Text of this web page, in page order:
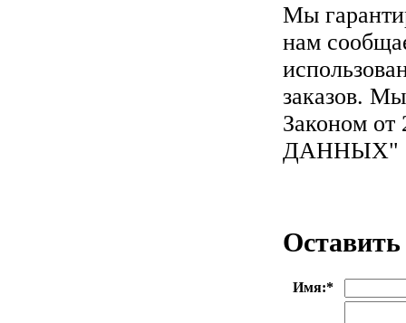
Мы
нам
заказов.
Законом
ДАННЫХ"
Имя:*